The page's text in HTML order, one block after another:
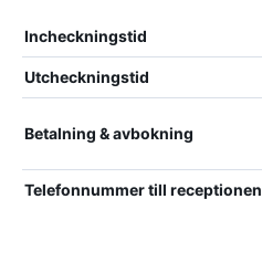
Incheckningstid
Utcheckningstid
Betalning & avbokning
Telefonnummer till receptionen